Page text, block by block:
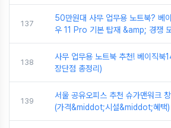
137
50만원대 사무 업무용 노트북? 베
우 11 Pro 기본 탑재 &amp; 경쟁
138
사무 업무용 노트북 추천! 베이직
장단점 총정리)
139
서울 공유오피스 추천 슈가맨워크
(가격&middot;시설&middot;혜택)